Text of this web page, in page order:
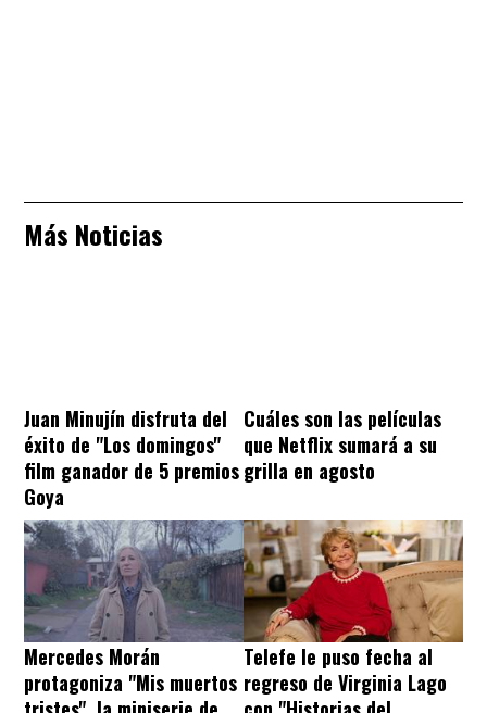
Más Noticias
Juan Minujín disfruta del
éxito de "Los domingos"
film ganador de 5 premios
Goya
Cuáles son las películas
que Netflix sumará a su
grilla en agosto
Mercedes Morán
protagoniza "Mis muertos
Telefe le puso fecha al
regreso de Virginia Lago